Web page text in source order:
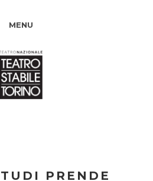
MENU
PRENDE